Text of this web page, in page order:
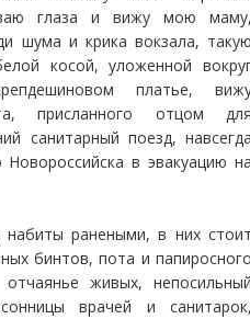
глаза и вижу мою
шума и крика вокзала,
косой, уложенной
платье,
присланного отцом
санитарный поезд,
в эвакуацию
ранеными, в них
бинтов, пота и
живых,
врачей и